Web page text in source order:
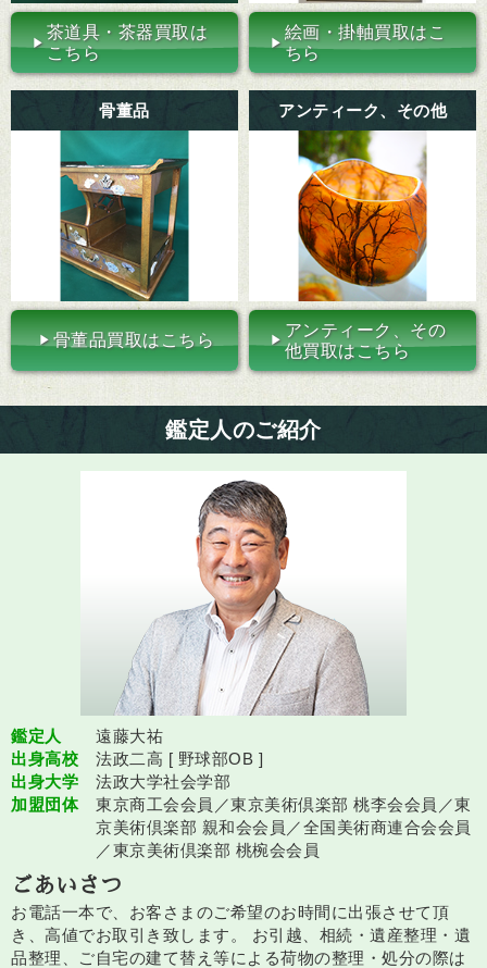
茶道具・茶器買取は
こちら
絵画・掛軸買取はこ
ちら
骨董品
骨董品買取はこちら
アンティーク、その他
アンティーク、その
他買取はこちら
鑑定人のご紹介
鑑定人
遠藤大祐
出身高校
法政二高 [ 野球部OB ]
出身大学
法政大学社会学部
加盟団体
東京商工会会員／東京美術倶楽部 桃李会会員／東
京美術倶楽部 親和会会員／全国美術商連合会会員
／東京美術倶楽部 桃椀会会員
ごあいさつ
お電話一本で、お客さまのご希望のお時間に出張させて頂
き、高値でお取引き致します。 お引越、相続・遺産整理・遺
品整理、ご自宅の建て替え等による荷物の整理・処分の際は